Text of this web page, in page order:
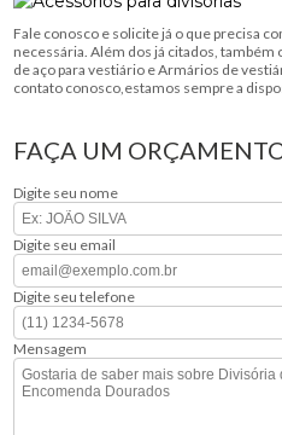
Fale conosco e solicite já o que precisa
necessária. Além dos já citados,
de aço para vestiário e Armários de
contato conosco,estamos sempre a
FAÇA UM
Digite seu nome
Digite seu email
Digite seu telefone
Mensagem